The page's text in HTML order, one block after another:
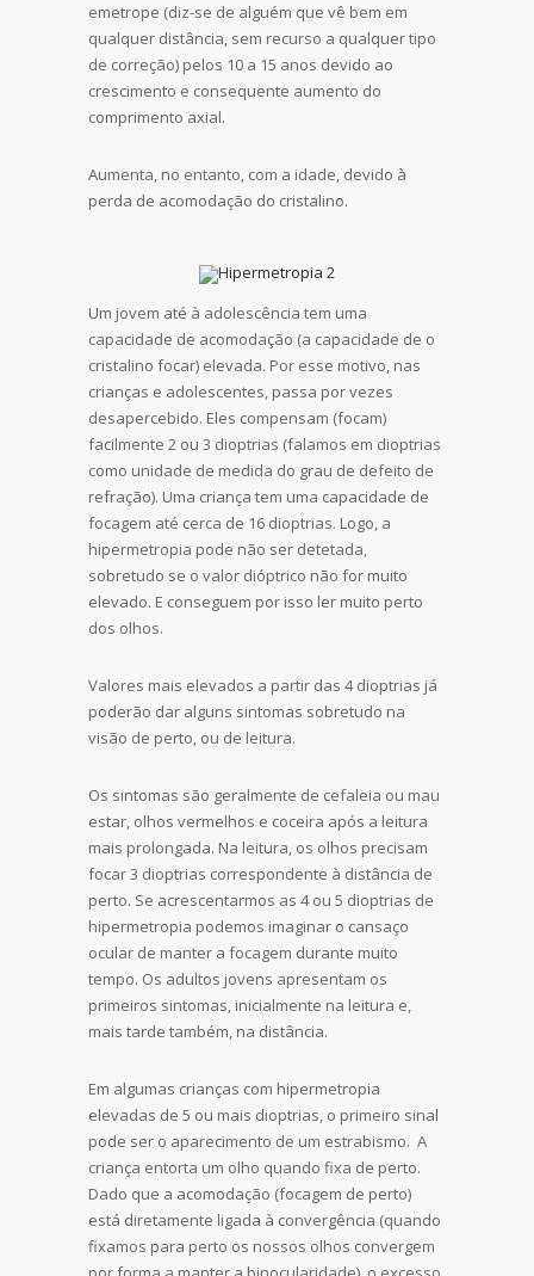
emetrope (diz-se de alguém que vê bem em
qualquer distância, sem recurso a qualquer tipo
de correção) pelos 10 a 15 anos devido ao
crescimento e consequente aumento do
comprimento axial.
Aumenta, no entanto, com a idade, devido à
perda de acomodação do cristalino.
Um jovem até à adolescência tem uma
capacidade de acomodação (a capacidade de o
cristalino focar) elevada. Por esse motivo, nas
crianças e adolescentes, passa por vezes
desapercebido. Eles compensam (focam)
facilmente 2 ou 3 dioptrias (falamos em dioptrias
como unidade de medida do grau de defeito de
refração). Uma criança tem uma capacidade de
focagem até cerca de 16 dioptrias. Logo, a
hipermetropia pode não ser detetada,
sobretudo se o valor dióptrico não for muito
elevado. E conseguem por isso ler muito perto
dos olhos.
Valores mais elevados a partir das 4 dioptrias já
poderão dar alguns sintomas sobretudo na
visão de perto, ou de leitura.
Os sintomas são geralmente de cefaleia ou mau
estar, olhos vermelhos e coceira após a leitura
mais prolongada. Na leitura, os olhos precisam
focar 3 dioptrias correspondente à distância de
perto. Se acrescentarmos as 4 ou 5 dioptrias de
hipermetropia podemos imaginar o cansaço
ocular de manter a focagem durante muito
tempo. Os adultos jovens apresentam os
primeiros sintomas, inicialmente na leitura e,
mais tarde também, na distância.
Em algumas crianças com hipermetropia
elevadas de 5 ou mais dioptrias, o primeiro sinal
pode ser o aparecimento de um estrabismo. A
criança entorta um olho quando fixa de perto.
Dado que a acomodação (focagem de perto)
está diretamente ligada à convergência (quando
fixamos para perto os nossos olhos convergem